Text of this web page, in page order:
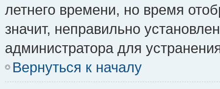
летнего времени, но время
значит, неправильно
администратора для
Вернуться к началу